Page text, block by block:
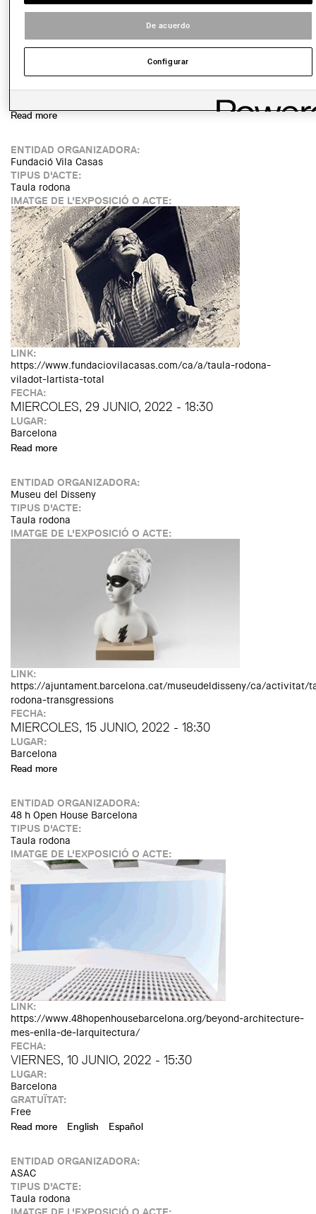
https://www.fundaciovilacasas.com/ca/a/presentacio-del-
cataleg-lhabitacio-de-les-desateses-dstella-rahola-matutes
JUEVES, 21 JULIO, 2022 - 18:00
LUGAR:
Read moreabout Presentació del catàleg “L’Habitació de les
ENTIDAD ORGANIZADORA:
Fundació Vila Casas
TIPUS D'ACTE:
Taula rodona
IMATGE DE L'EXPOSICIÓ O ACTE:
LINK:
https://www.fundaciovilacasas.com/ca/a/taula-rodona-
viladot-lartista-total
FECHA:
MIERCOLES, 29 JUNIO, 2022 - 18:30
LUGAR:
Barcelona
Read more
ENTIDAD ORGANIZADORA:
Museu del Disseny
TIPUS D'ACTE:
Taula rodona
IMATGE DE L'EXPOSICIÓ O ACTE:
LINK:
https://ajuntament.barcelona.cat/museudeldisseny/ca/activitat/
rodona-transgressions
FECHA:
MIERCOLES, 15 JUNIO, 2022 - 18:30
LUGAR:
Barcelona
Read more
ENTIDAD ORGANIZADORA:
48 h Open House Barcelona
TIPUS D'ACTE:
Taula rodona
IMATGE DE L'EXPOSICIÓ O ACTE:
LINK:
https://www.48hopenhousebarcelona.org/beyond-architecture-
mes-enlla-de-larquitectura/
FECHA:
VIERNES, 10 JUNIO, 2022 - 15:30
LUGAR:
Barcelona
GRATUÏTAT:
Free
Read more about Beyond Architecture | Festival of the New European
English Español
ENTIDAD ORGANIZADORA:
ASAC
TIPUS D'ACTE:
Taula rodona
De acuerdo
Configurar